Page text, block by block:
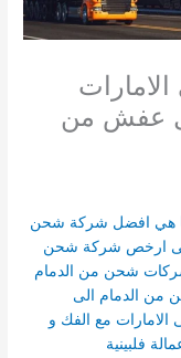
01003143029 نقل عفش من
من الدمام الى الامارات | 2. ما هي افضل شركة شحن
الاعتماد على ارخص شركة شحن
اهمية افضل شركات شحن من الدمام
رقم شركة شحن من الدمام الى
الامارات مع الفك و